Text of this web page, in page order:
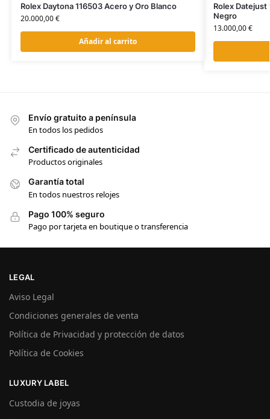
Rolex Daytona 116503 Acero y Oro Blanco
20.000,00€
Añadir al carrito
Rolex
Negro
13.000,00€
Envío gratuito a península
En todos los pedidos
Certificado de autenticidad
Productos originales
Garantía total
En todos nuestros relojes
Pago 100% seguro
Pago por tarjeta en boutique o transferencia
LEGAL
Aviso Legal
Condiciones generales de venta
Política de Privacidad y protección de datos
Política de Cookies
LUXURY LABEL
Custodia de joyas